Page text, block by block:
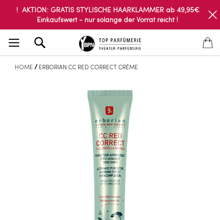
! AKTION: GRATIS STYLISCHE HAARKLAMMER ab 49,95€
Einkaufswert - nur solange der Vorrat reicht !
HOME ERBORIAN CC RED CORRECT CRÉME